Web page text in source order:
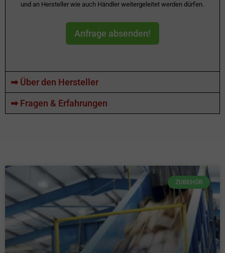
und an Hersteller wie auch Händler weitergeleitet werden dürfen.
Anfrage absenden!
➡ Über den Hersteller
➡ Fragen & Erfahrungen
ZUBEHÖR